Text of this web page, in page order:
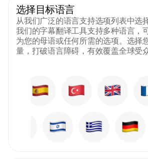
选择目标语言
从我们广泛的语言支持选项列表中选
我们的字幕翻译工具支持多种语言，
为您的母语或任何所需的选项。选择
量，打破语言障碍，有效覆盖全球受